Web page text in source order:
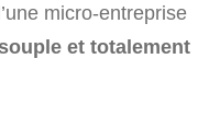
micro-entreprise
et totalement